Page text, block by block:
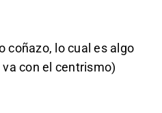
coñazo, lo cual es algo
con el centrismo)